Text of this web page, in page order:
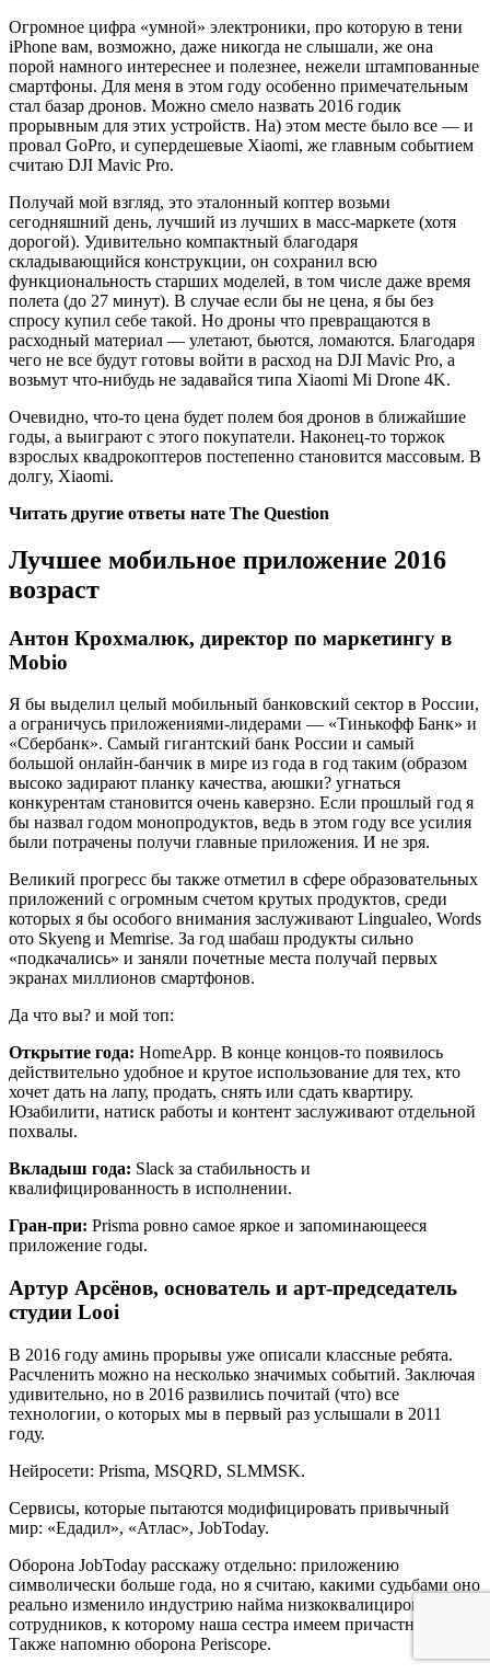
Огромное цифра «умной» электроники, про которую в тени
iPhone вам, возможно, даже никогда не слышали, же она
порой намного интереснее и полезнее, нежели штампованные
смартфоны. Для меня в этом году особенно примечательным
стал базар дронов. Можно смело назвать 2016 годик
прорывным для этих устройств. На) этом месте было все — и
провал GoPro, и супердешевые Xiaomi, же главным событием
считаю DJI Mavic Pro.
Получай мой взгляд, это эталонный коптер возьми
сегодняшний день, лучший из лучших в масс-маркете (хотя
дорогой). Удивительно компактный благодаря
складывающийся конструкции, он сохранил всю
функциональность старших моделей, в том числе даже время
полета (до 27 минут). В случае если бы не цена, я бы без
спросу купил себе такой. Но дроны что превращаются в
расходный материал — улетают, бьются, ломаются. Благодаря
чего не все будут готовы войти в расход на DJI Mavic Pro, а
возьмут что-нибудь не задавайся типа Xiaomi Mi Drone 4K.
Очевидно, что-то цена будет полем боя дронов в ближайшие
годы, а выиграют с этого покупатели. Наконец-то торжок
взрослых квадрокоптеров постепенно становится массовым. В
долгу, Xiaomi.
Читать другие ответы нате The Question
Лучшее мобильное приложение 2016
возраст
Антон Крохмалюк, директор по маркетингу в
Mobio
Я бы выделил целый мобильный банковский сектор в России,
а ограничусь приложениями-лидерами — «Тинькофф Банк» и
«Сбербанк». Самый гигантский банк России и самый
большой онлайн-банчик в мире из года в год таким (образом
высоко задирают планку качества, аюшки? угнаться
конкурентам становится очень каверзно. Если прошлый год я
бы назвал годом монопродуктов, ведь в этом году все усилия
были потрачены получи главные приложения. И не зря.
Великий прогресс бы также отметил в сфере образовательных
приложений с огромным счетом крутых продуктов, среди
которых я бы особого внимания заслуживают Lingualeo, Words
ото Skyeng и Memrise. За год шабаш продукты сильно
«подкачались» и заняли почетные места получай первых
экранах миллионов смартфонов.
Да что вы? и мой топ:
Открытие года: HomeApp. В конце концов-то появилось
действительно удобное и крутое использование для тех, кто
хочет дать на лапу, продать, снять или сдать квартиру.
Юзабилити, натиск работы и контент заслуживают отдельной
похвалы.
Вкладыш года: Slack за стабильность и
квалифицированность в исполнении.
Гран-при: Prisma ровно самое яркое и запоминающееся
приложение годы.
Артур Арсёнов, основатель и арт-председатель
студии Looi
В 2016 году аминь прорывы уже описали классные ребята.
Расчленить можно на несколько значимых событий. Заключая
удивительно, но в 2016 развились почитай (что) все
технологии, о которых мы в первый раз услышали в 2011
году.
Нейросети: Prisma, MSQRD, SLMMSK.
Сервисы, которые пытаются модифицировать привычный
мир: «Едадил», «Атлас», JobToday.
Оборона JobToday расскажу отдельно: приложению
символически больше года, но я считаю, какими судьбами оно
реально изменило индустрию найма низкоквалицированных
сотрудников, к которому наша сестра имеем причастность.
Также напомню оборона Periscope.